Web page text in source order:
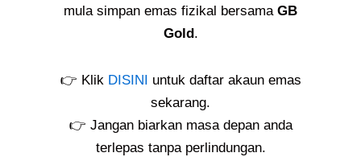
mula simpan emas fizikal bersama GB
Gold .
👉 Klik DISINI untuk daftar akaun emas
sekarang.
👉 Jangan biarkan masa depan anda
terlepas tanpa perlindungan.